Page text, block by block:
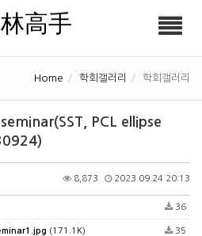
高手
Home 학회갤러리 학회갤러리
PCL ellipse
8,873 2023.09.24 20:13
36
(171.1K) 35